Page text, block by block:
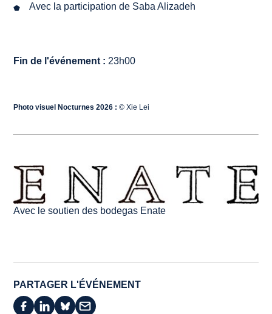
Avec la participation de Saba Alizadeh
Fin de l'événement : 23h00
Photo visuel Nocturnes 2026 : © Xie Lei
Avec le soutien des bodegas Enate
PARTAGER L'ÉVÉNEMENT